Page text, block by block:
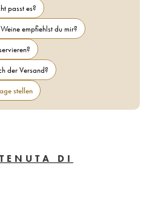
passt es?
empfiehlst du mir?
der Versand?
stellen
DI